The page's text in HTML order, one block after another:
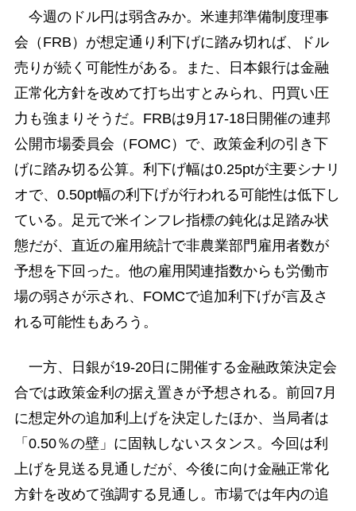
今週のドル円は弱含みか。米連邦準備制度理事
会（FRB）が想定通り利下げに踏み切れば、ドル
売りが続く可能性がある。また、日本銀行は金融
正常化方針を改めて打ち出すとみられ、円買い圧
力も強まりそうだ。FRBは9月17-18日開催の連邦
公開市場委員会（FOMC）で、政策金利の引き下
げに踏み切る公算。利下げ幅は0.25ptが主要シナリ
オで、0.50pt幅の利下げが行われる可能性は低下し
ている。足元で米インフレ指標の鈍化は足踏み状
態だが、直近の雇用統計で非農業部門雇用者数が
予想を下回った。他の雇用関連指数からも労働市
場の弱さが示され、FOMCで追加利下げが言及さ
れる可能性もあろう。
一方、日銀が19-20日に開催する金融政策決定会
合では政策金利の据え置きが予想される。前回7月
に想定外の追加利上げを決定したほか、当局者は
「0.50％の壁」に固執しないスタンス。今回は利
上げを見送る見通しだが、今後に向け金融正常化
方針を改めて強調する見通し。市場では年内の追